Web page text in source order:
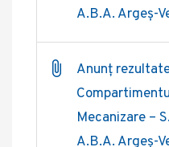
A.B.A. Argeș-
Anunț
Mecanizare –
A.B.A. Argeș-